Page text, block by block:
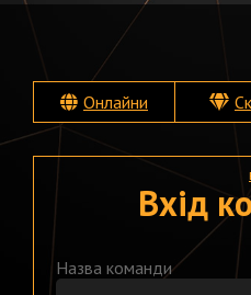
Онлайни
Вхід
Назва команди